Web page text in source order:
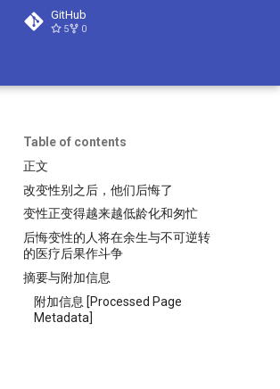
GitHub
5 0
Table of contents
正文
改变性别之后，他们后悔了
变性正变得越来越低龄化和匆忙
后悔变性的人将在余生与不可逆转
的医疗后果作斗争
摘要与附加信息
附加信息 [Processed Page
Metadata]